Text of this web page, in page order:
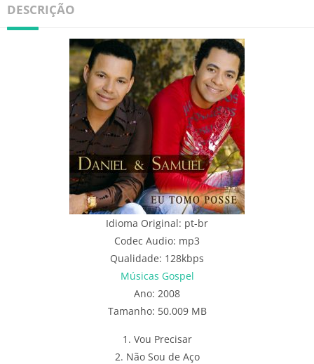
DESCRIÇÃO
Idioma Original: pt-br
Codec Audio: mp3
Qualidade: 128kbps
Músicas Gospel
Ano: 2008
Tamanho: 50.009 MB
1. Vou Precisar
2. Não Sou de Aço